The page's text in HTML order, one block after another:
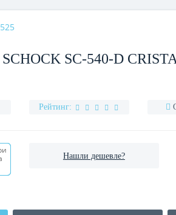
SC-540-D
Рейтинг:
Нашли дешевле?